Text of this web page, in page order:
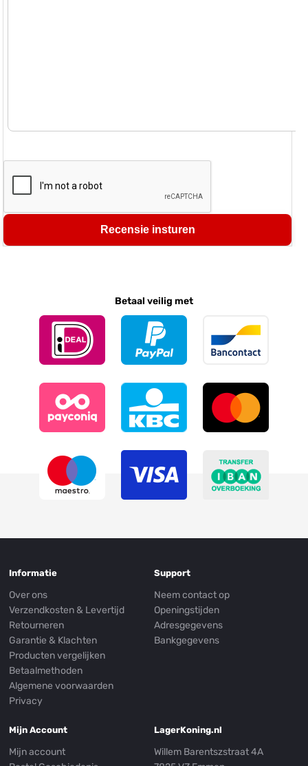
Recensie insturen
Betaal veilig met
Informatie
Over ons
Verzendkosten & Levertijd
Retourneren
Garantie & Klachten
Producten vergelijken
Betaalmethoden
Algemene voorwaarden
Privacy
Support
Neem contact op
Openingstijden
Adresgegevens
Bankgegevens
Mijn Account
Mijn account
LagerKoning.nl
Willem Barentszstraat 4A